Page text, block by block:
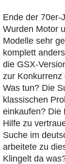
Ende der 70er-
Wurden Motor
Modelle sehr
komplett
die GSX-
zur
Was tun? Die
klassischen
einkaufen? Die
Hilfe zu
Suche im
arbeitete zu
Klingelt da